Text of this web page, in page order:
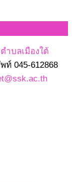
บลเมืองใต้
ท์ 045-612868